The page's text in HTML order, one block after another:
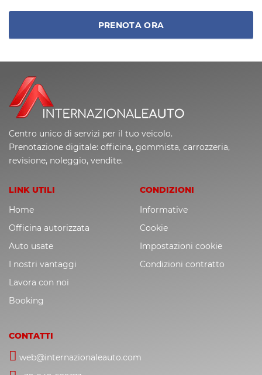
PRENOTA ORA
Centro unico di servizi per il tuo veicolo.
Prenotazione digitale: officina, gommista, carrozzeria,
revisione, noleggio, vendite.
LINK UTILI
Home
Officina autorizzata
Auto usate
I nostri vantaggi
Lavora con noi
Booking
CONDIZIONI
Informative
Cookie
Impostazioni cookie
Condizioni contratto
CONTATTI
web@internazionaleauto.com